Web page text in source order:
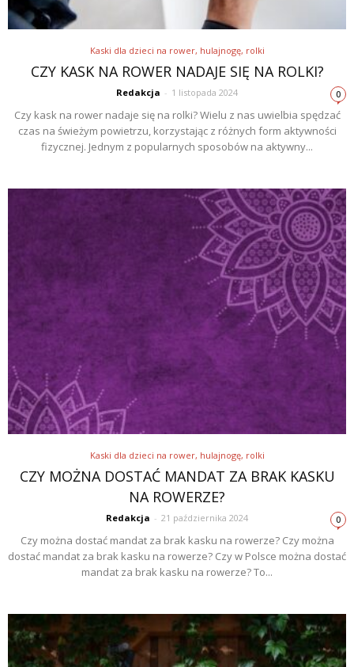
Kaski dla dzieci na rower, hulajnogę, rolki
CZY KASK NA ROWER NADAJE SIĘ NA ROLKI?
Redakcja - 1 listopada 2024 0
Czy kask na rower nadaje się na rolki? Wielu z nas uwielbia spędzać
czas na świeżym powietrzu, korzystając z różnych form aktywności
fizycznej. Jednym z popularnych sposobów na aktywny...
Kaski dla dzieci na rower, hulajnogę, rolki
CZY MOŻNA DOSTAĆ MANDAT ZA BRAK KASKU
NA ROWERZE?
Redakcja - 21 października 2024 0
Czy można dostać mandat za brak kasku na rowerze? Czy można
dostać mandat za brak kasku na rowerze? Czy w Polsce można dostać
mandat za brak kasku na rowerze? To...